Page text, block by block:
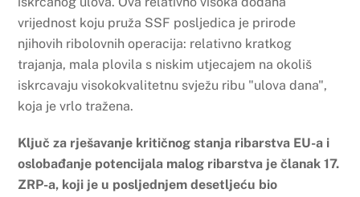
vrijednost koju pruža SSF posljedica je prirode
njihovih ribolovnih operacija: relativno kratkog
trajanja, mala plovila s niskim utjecajem na okoliš
iskrcavaju visokokvalitetnu svježu ribu "ulova dana",
koja je vrlo tražena.
Ključ za rješavanje kritičnog stanja ribarstva EU-a i
oslobađanje potencijala malog ribarstva je članak 17.
ZRP-a, koji je u posljednjem desetljeću bio